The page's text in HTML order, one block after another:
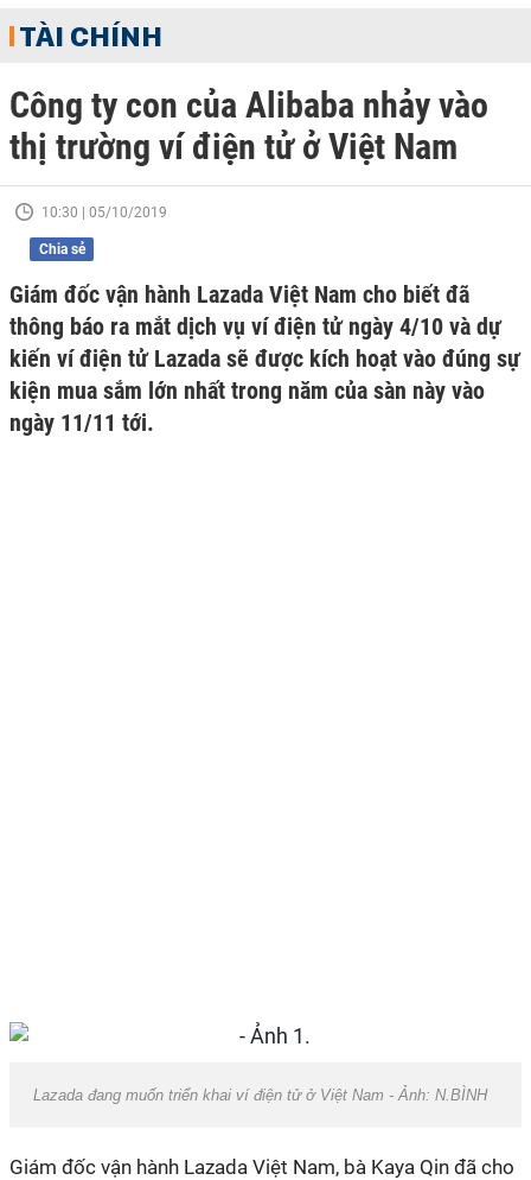
TÀI CHÍNH
Công ty con của Alibaba nhảy vào
thị trường ví điện tử ở Việt Nam
10:30 | 05/10/2019
Chia sẻ
Giám đốc vận hành Lazada Việt Nam cho biết đã
thông báo ra mắt dịch vụ ví điện tử ngày 4/10 và dự
kiến ví điện tử Lazada sẽ được kích hoạt vào đúng sự
kiện mua sắm lớn nhất trong năm của sàn này vào
ngày 11/11 tới.
Lazada đang muốn triển khai ví điện tử ở Việt Nam - Ảnh: N.BÌNH
Giám đốc vận hành Lazada Việt Nam, bà Kaya Qin đã cho